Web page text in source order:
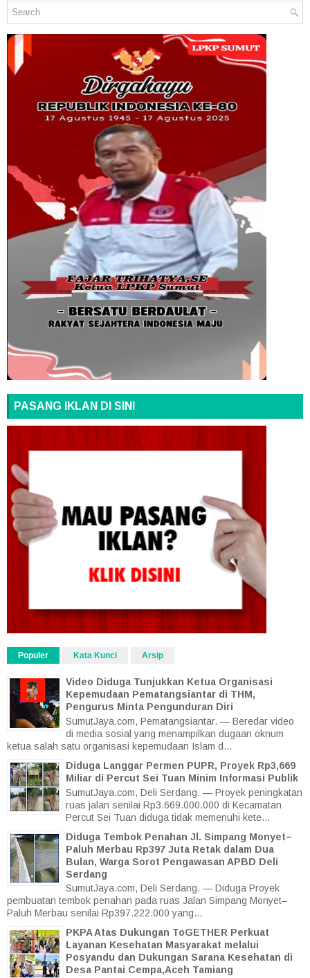
PASANG IKLAN DI SINI
Populer Kata Kunci Arsip
Video Diduga Tunjukkan Ketua Organisasi
Kepemudaan Pematangsiantar di THM,
Pengurus Minta Pengunduran Diri
SumutJaya.com, Pematangsiantar. — Beredar video
di media sosial yang menampilkan dugaan oknum
ketua salah satu organisasi kepemudaan Islam d...
Diduga Langgar Permen PUPR, Proyek Rp3,669
Miliar di Percut Sei Tuan Minim Informasi Publik
SumutJaya.com, Deli Serdang. — Proyek peningkatan
ruas jalan senilai Rp3.669.000.000 di Kecamatan
Percut Sei Tuan diduga tidak memenuhi kete...
Diduga Tembok Penahan Jl. Simpang Monyet–
Paluh Merbau Rp397 Juta Retak dalam Dua
Bulan, Warga Sorot Pengawasan APBD Deli
Serdang
SumutJaya.com, Deli Serdang. — Diduga Proyek
pembuatan tembok penahan pada ruas Jalan Simpang Monyet–
Paluh Merbau senilai Rp397.222.000 yang...
PKPA Atas Dukungan ToGETHER Perkuat
Layanan Kesehatan Masyarakat melalui
Posyandu dan Dukungan Sarana Kesehatan di
Desa Pantai Cempa,Aceh Tamiang